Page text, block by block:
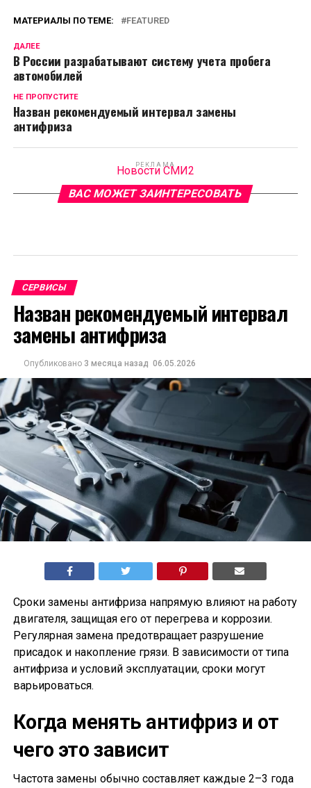
МАТЕРИАЛЫ ПО ТЕМЕ: FEATURED
ДАЛЕЕ
В России разрабатывают систему учета пробега
автомобилей
НЕ ПРОПУСТИТЕ
Назван рекомендуемый интервал замены
антифриза
РЕКЛАМА
Новости СМИ2
ВАС МОЖЕТ ЗАИНТЕРЕСОВАТЬ
СЕРВИСЫ
Назван рекомендуемый интервал
замены антифриза
Опубликовано 3 месяца назад 06.05.2026
Сроки замены антифриза напрямую влияют на работу
двигателя, защищая его от перегрева и коррозии.
Регулярная замена предотвращает разрушение
присадок и накопление грязи. В зависимости от типа
антифриза и условий эксплуатации, сроки могут
варьироваться.
Когда менять антифриз и от
чего это зависит
Частота замены обычно составляет каждые 2–3 года